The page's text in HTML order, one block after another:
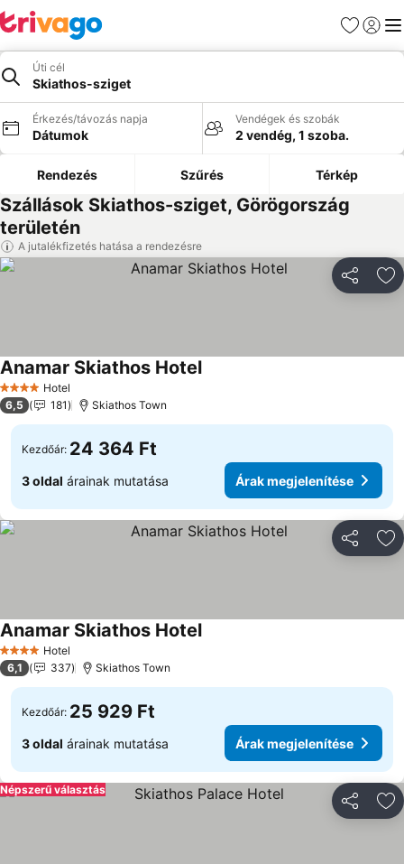
Kedvencek
Úti cél
Skiathos-sziget
Érkezés/távozás napja
Dátumok
Vendégek és szobák
2 vendég, 1 szoba.
Rendezés Szűrés Térkép
Szállások Skiathos-sziget, Görögország
területén
A jutalékfizetés hatása a rendezésre
4 KategóriaHotel
Anamar Skiathos Hotel
6,5 181 Skiathos Town
Kezdőár: 24 364 Ft
3 oldal árainak mutatása Árak megjelenítése
4 KategóriaHotel
Anamar Skiathos Hotel
6,1 337 Skiathos Town
Kezdőár: 25 929 Ft
3 oldal árainak mutatása Árak megjelenítése
Népszerű választás